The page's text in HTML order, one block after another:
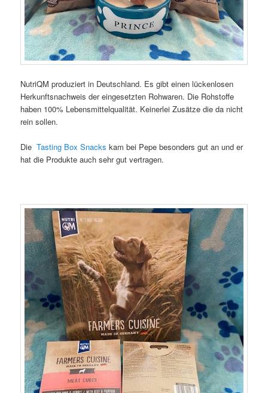
NutriQM produziert in Deutschland. Es gibt einen lückenlosen
Herkunftsnachweis der eingesetzten Rohwaren. Die Rohstoffe
haben 100% Lebensmittelqualität. Keinerlei Zusätze die da nicht
rein sollen.
DieTasting Box Snacks kam bei Pepe besonders gut an und er
hat die Produkte auch sehr gut vertragen.